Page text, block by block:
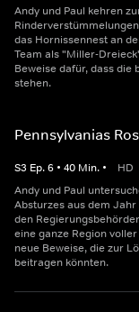
Andy und Paul kehren
das Hornissennest an
Team als "Miller-
Beweise dafür, dass die
stehen.
Pennsylvanias
S3 Ep.6 • 40 Min. • HD
Andy und Paul
Absturzes aus dem Jahr
den
eine ganze Region
neue Beweise, die zur
beitragen könnten.